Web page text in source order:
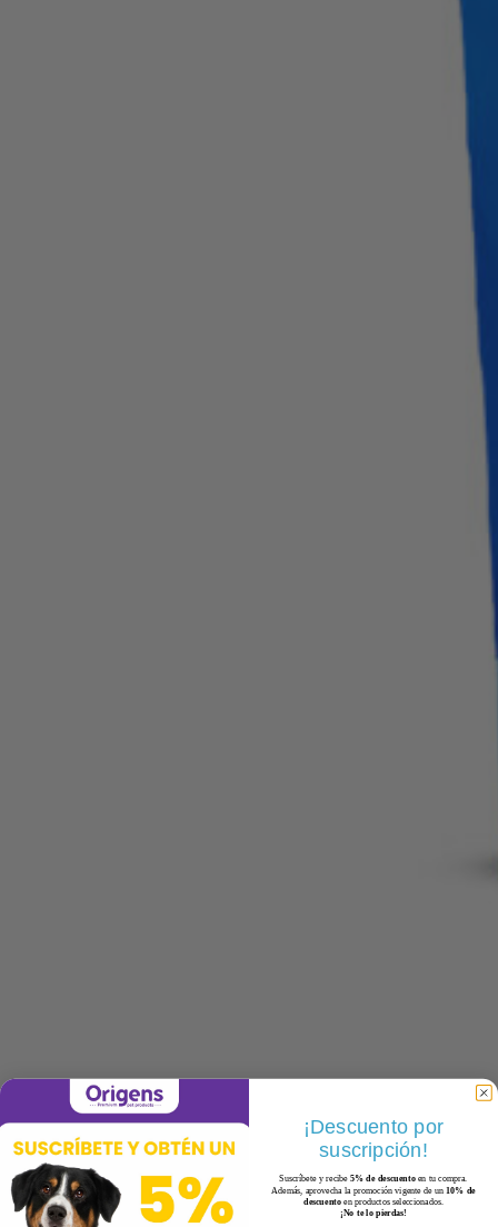
¡Descuento por
suscripción!
Suscríbete y recibe5% de descuentoen tu compra.
Además, aprovecha la promoción vigente de un10% de
descuentoen productos seleccionados.
¡No te lo pierdas!